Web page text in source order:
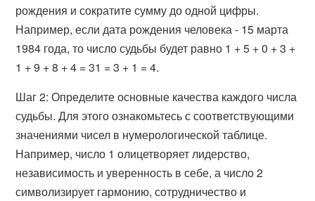
рождения и сократите сумму до одной цифры.
Например, если дата рождения человека - 15 марта
1984 года, то число судьбы будет равно 1 + 5 + 0 + 3 +
1 + 9 + 8 + 4 = 31 = 3 + 1 = 4.
Шаг 2: Определите основные качества каждого числа
судьбы. Для этого ознакомьтесь с соответствующими
значениями чисел в нумерологической таблице.
Например, число 1 олицетворяет лидерство,
независимость и уверенность в себе, а число 2
символизирует гармонию, сотрудничество и